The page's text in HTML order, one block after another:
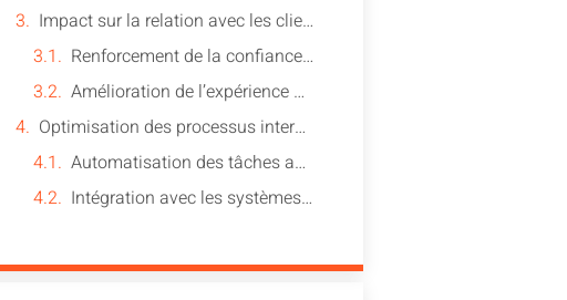
Impact sur la relation avec les clients
Renforcement de la confiance : Montrer une transparence accrue envers les clients
Amélioration de l’expérience utilisateur : Offrir des contrôles simples et accessibles
Optimisation des processus internes
Automatisation des tâches administratives : Libérer du temps pour l’innovation
Intégration avec les systèmes existants : Simplifier les opérations techniques